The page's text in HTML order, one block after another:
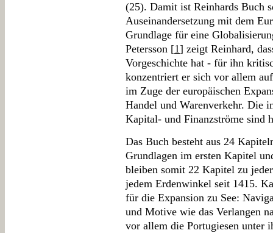
(25). Damit ist Reinhards Buch
Auseinandersetzung mit dem
Grundlage für eine
Petersson [1] zeigt Reinhard,
Vorgeschichte hat - für ihn
konzentriert er sich vor allem
im Zuge der europäischen
Handel und Warenverkehr. Die
Kapital- und Finanzströme sind
Das Buch besteht aus 24
Grundlagen im ersten Kapitel
bleiben somit 22 Kapitel zu
jedem Erdenwinkel seit 1415.
für die Expansion zu See:
und Motive wie das Verlangen
vor allem die Portugiesen unter